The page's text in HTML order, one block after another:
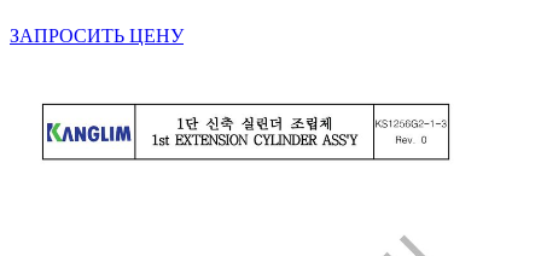
ЗАПРОСИТЬ ЦЕНУ